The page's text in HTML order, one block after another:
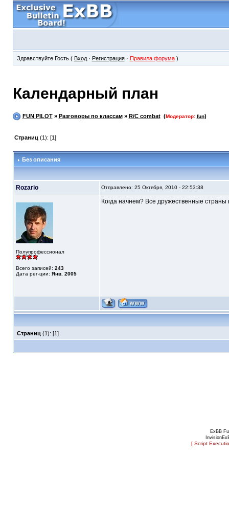
Здравствуйте Гость ( Вход· Регистрация· Правила форума)
Календарный план
FUN PILOT» Разговоры по классам» R/C combat(Модератор: fun)
Страниц (1): [1]
Без описания
Rozario Отправлено: 25 Октября, 2010 - 22:53:38
Полупрофессионал
Всего записей: 243
Дата рег-ции: Янв. 2005
Когда начнем? Все дружественные
Страниц (1): [1]
ExBB
[ Script